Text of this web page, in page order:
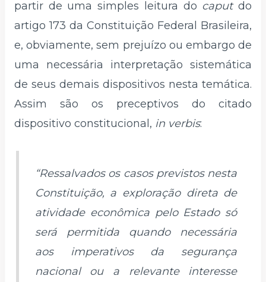
partir de uma simples leitura do caputdo
artigo 173 da Constituição Federal Brasileira,
e, obviamente, sem prejuízo ou embargo de
uma necessária interpretação sistemática
de seus demais dispositivos nesta temática.
Assim são os preceptivos do citado
dispositivo constitucional, in verbis:
“Ressalvados os casos previstos nesta
Constituição, a exploração direta de
atividade econômica pelo Estado só
será permitida quando necessária
aos imperativos da segurança
nacional ou a relevante interesse